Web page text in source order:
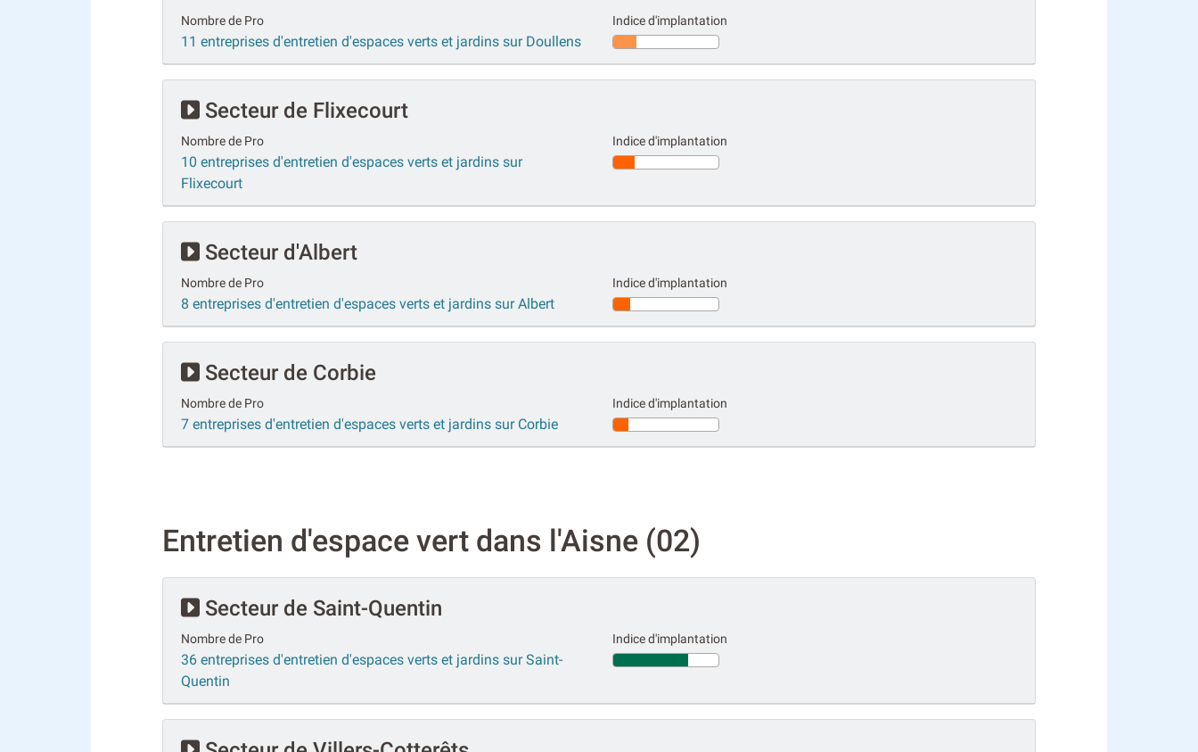
Nombre de Pro
11 entreprises d'entretien d'espaces verts et jardins sur Doullens
Indice d'implantation
Secteur de Flixecourt
Nombre de Pro
10 entreprises d'entretien d'espaces verts et jardins sur
Flixecourt
Indice d'implantation
Secteur d'Albert
Nombre de Pro
8 entreprises d'entretien d'espaces verts et jardins sur Albert
Indice d'implantation
Secteur de Corbie
Nombre de Pro
7 entreprises d'entretien d'espaces verts et jardins sur Corbie
Indice d'implantation
Entretien d'espace vert dans l'Aisne (02)
Secteur de Saint-Quentin
Nombre de Pro
36 entreprises d'entretien d'espaces verts et jardins sur Saint-
Quentin
Indice d'implantation